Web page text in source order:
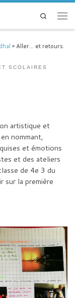
Search
» Aller… et retours.
SCOLAIRES
artistique et
nommant,
et émotions
et des ateliers
de 4e 3 du
sur la première